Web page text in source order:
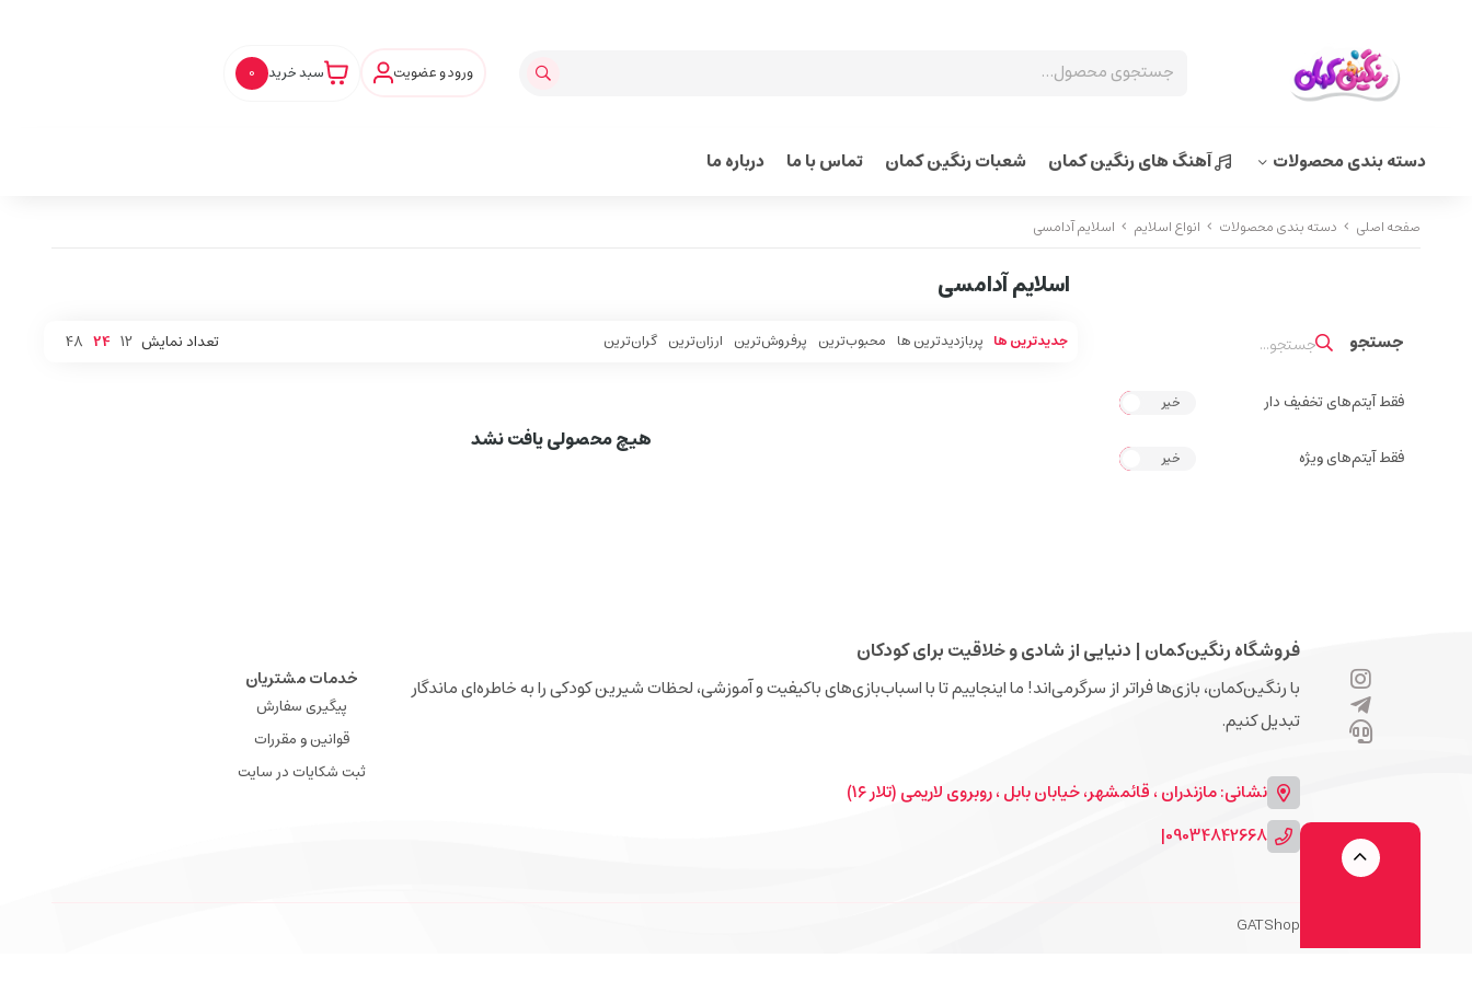
ورود و عضویت سبد خرید 0
دسته بندی محصولات آهنگ های رنگین کمان شعبات رنگین کمان تماس با ما درباره ما
صفحه اصلی دسته بندی محصولات انواع اسلایم اسلایم آدامسی
خیر فقط آیتم‌های تخفیف دار
خیر فقط آیتم‌های ویژه
اسلایم آدامسی
جدیدترین ها پربازدیدترین ها محبوب‌‌ترین پرفروش‌ترین ارزان‌ترین گران‌ترین تعداد نمایش 12
24
48
هیچ محصولی یافت نشد
فروشگاه رنگین‌کمان | دنیایی از شادی و خلاقیت برای کودکان
با رنگین‌کمان، بازی‌ها فراتر از سرگرمی‌اند! ما اینجاییم تا با اسباب‌بازی‌های باکیفیت و آموزشی، لحظات شیرین کودکی را به خاطره‌ای ماندگار
تبدیل کنیم.
نشانی: مازندران ، قائمشهر، خیابان بابل ، روبروی لاریمی (تلار ۱۶)
09034842668
|
خدمات مشتریان
پیگیری سفارش
قوانین و مقررات
ثبت شکایات در سایت
GATShop